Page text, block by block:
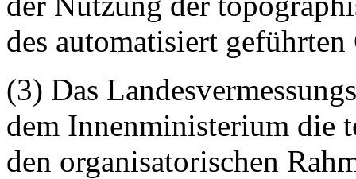
des automatisiert
(3) Das
dem Innenministerium die
den organisatorischen